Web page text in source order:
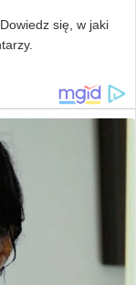
Dowiedz się, w jaki